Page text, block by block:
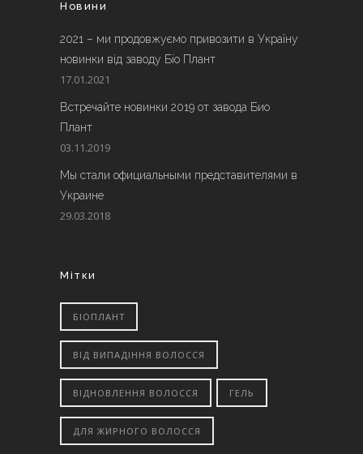
Новини
2021 – ми продовжуємо привозити в Україну
новинки від заводу Біо Плант
17.01.2021
Встречайте новинки 2019 от завода Био
Плант
03.11.2019
Мы стали официальными представителями в
Украине
29.03.2018
Мітки
БІОПЛАНТ
ВІД ВИПАДІННЯ ВОЛОССЯ
ВІДНОВЛЕННЯ ВОЛОССЯ ГЕЛЬ
ДЛЯ ЖИРНОГО ВОЛОССЯ